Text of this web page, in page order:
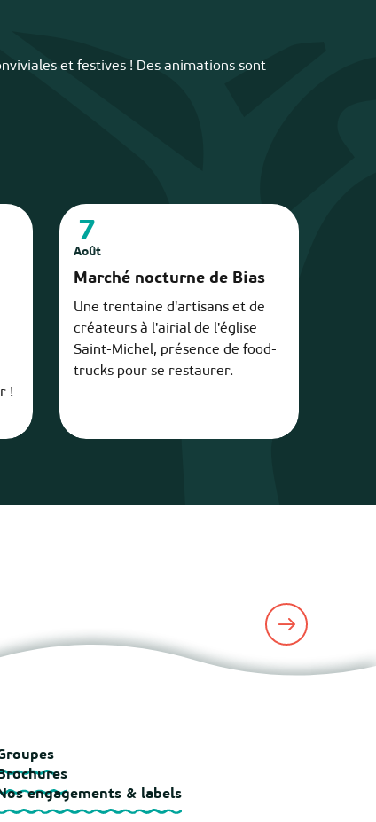
et festives ! Des animations sont
!
7
Août
Marché nocturne de Bias
Une trentaine d'artisans et de
créateurs à l'airial de l'église
Saint-Michel, présence de food-
trucks pour se restaurer.
engagements & labels